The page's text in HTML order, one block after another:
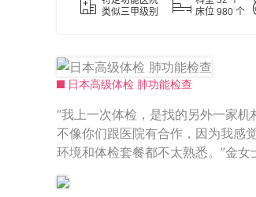
类似三甲级别
床位 980 个
日本高级体检 肺功能检查
“我上一次体检，是找的另外一家
不像你们跟医院有合作，因为我感
环境和体检套餐都不太熟悉。”金女